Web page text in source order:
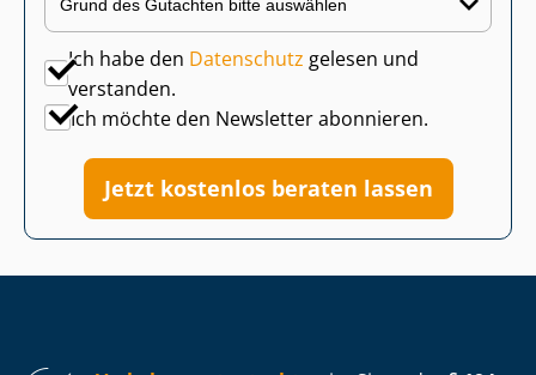
Ich habe den Datenschutz gelesen und
verstanden.
Ich möchte den Newsletter abonnieren.
Jetzt kostenlos beraten lassen